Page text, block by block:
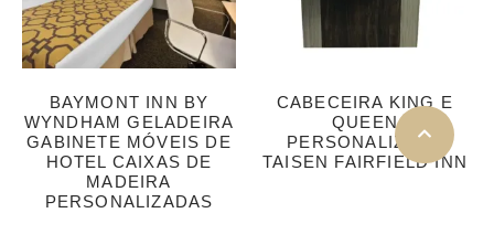
BAYMONT INN BY
WYNDHAM GELADEIRA
GABINETE MÓVEIS DE
HOTEL CAIXAS DE
MADEIRA
PERSONALIZADAS
CABECEIRA KING E
QUEEN
PERSONALIZADA
TAISEN FAIRFIELD INN